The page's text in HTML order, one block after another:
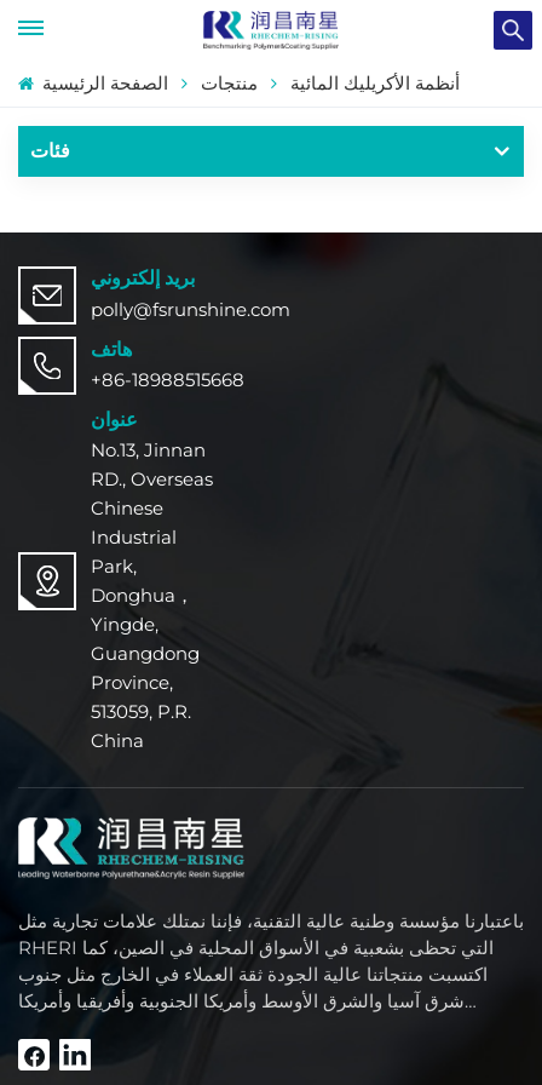
الصفحة الرئيسية منتجات أنظمة الأكريليك المائية
فئات
بريد إلكتروني
polly@fsrunshine.com
هاتف
+86-18988515668
عنوان
No.13, Jinnan
RD., Overseas
Chinese
Industrial
Park,
Donghua，
Yingde,
Guangdong
Province,
513059, P.R.
China
باعتبارنا مؤسسة وطنية عالية التقنية، فإننا نمتلك علامات تجارية مثل
RHERI التي تحظى بشعبية في الأسواق المحلية في الصين، كما
اكتسبت منتجاتنا عالية الجودة ثقة العملاء في الخارج مثل جنوب
شرق آسيا والشرق الأوسط وأمريكا الجنوبية وأفريقيا وأمريكا